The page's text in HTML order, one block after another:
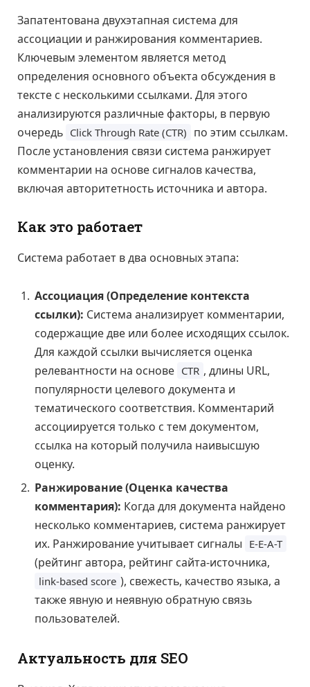
Запатентована двухэтапная система для
ассоциации и ранжирования комментариев.
Ключевым элементом является метод
определения основного объекта обсуждения в
тексте с несколькими ссылками. Для этого
анализируются различные факторы, в первую
очередь Click Through Rate (CTR) по этим ссылкам.
После установления связи система ранжирует
комментарии на основе сигналов качества,
включая авторитетность источника и автора.
Как это работает
Система работает в два основных этапа:
Ассоциация (Определение контекста
ссылки): Система анализирует комментарии,
содержащие две или более исходящих ссылок.
Для каждой ссылки вычисляется оценка
релевантности на основе CTR , длины URL,
популярности целевого документа и
тематического соответствия. Комментарий
ассоциируется только с тем документом,
ссылка на который получила наивысшую
оценку.
Ранжирование (Оценка качества
комментария): Когда для документа найдено
несколько комментариев, система ранжирует
их. Ранжирование учитывает сигналы E-E-A-T
(рейтинг автора, рейтинг сайта-источника,
link-based score ), свежесть, качество языка, а
также явную и неявную обратную связь
пользователей.
Актуальность для SEO